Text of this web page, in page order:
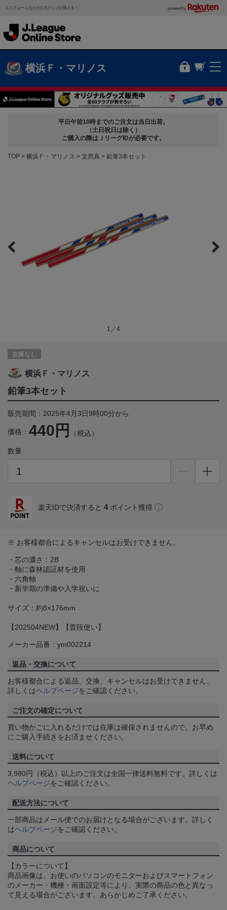
ユニフォームなどの公式グッズが買える！ powered by
横浜Ｆ・マリノス
平日午前10時までのご注文は当日出荷。
（土日祝日は除く）
ご購入の際はＪリーグIDが必要です。
TOP 横浜Ｆ・マリノス 文房具 鉛筆3本セット
1／4
在庫なし
横浜Ｆ・マリノス
鉛筆3本セット
販売期間：2025年4月3日9時00分から
価格： 440円 （税込）
数量
楽天IDで決済すると 4 ポイント獲得
※ お客様都合によるキャンセルはお受けできません。
・芯の濃さ：2B
・軸に森林認証材を使用
・六角軸
・新学期の準備や入学祝いに
サイズ：約8×176mm
【202504NEW】【普段使い】
メーカー品番：ym002214
返品・交換について
お客様都合による返品、交換、キャンセルはお受けできません。
詳しくはヘルプページをご確認ください。
ご注文の確定について
買い物かごに入れるだけでは在庫は確保されませんので、お早め
にご購入手続きをお済ませください。
送料について
3,980円（税込）以上のご注文は全国一律送料無料です。詳しくは
ヘルプページをご確認ください。
配送方法について
一部商品はメール便でのお届けとなる場合がございます。詳しく
はヘルプページをご確認ください。
商品について
【カラーについて】
商品画像は、お使いのパソコンのモニターおよびスマートフォン
のメーカー・機種・画面設定等により、実際の商品の色と異なっ
て見える場合がございます。あらかじめご了承ください。